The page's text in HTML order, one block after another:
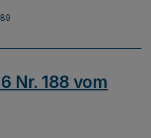
Nr. 188 vom